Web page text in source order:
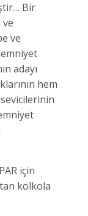
Bir
ve
adayı
hem
için
kolkola